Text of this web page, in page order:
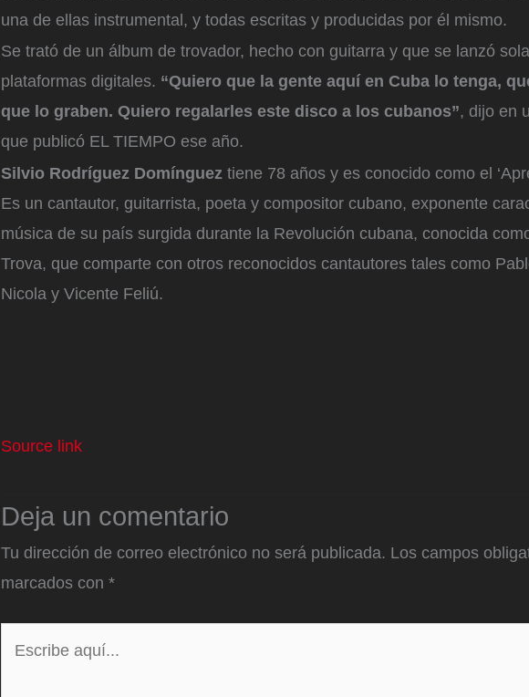
una de ellas instrumental, y todas escritas y producidas por él mismo.
Se trató de un álbum de trovador, hecho con guitarra y que se lanzó
plataformas digitales. “Quiero que la gente aquí en Cuba lo tenga,
que lo graben. Quiero regalarles este disco a los cubanos”, dijo en
que publicó EL TIEMPO ese año.
Silvio Rodríguez Domínguez tiene 78 años y es conocido como el
Es un cantautor, guitarrista, poeta y compositor cubano, exponente
música de su país surgida durante la Revolución cubana, conocida
Trova, que comparte con otros reconocidos cantautores tales como
Nicola y Vicente Feliú.
Source link
Deja un comentario
Tu dirección de correo electrónico no será publicada. Los campos
marcados con *